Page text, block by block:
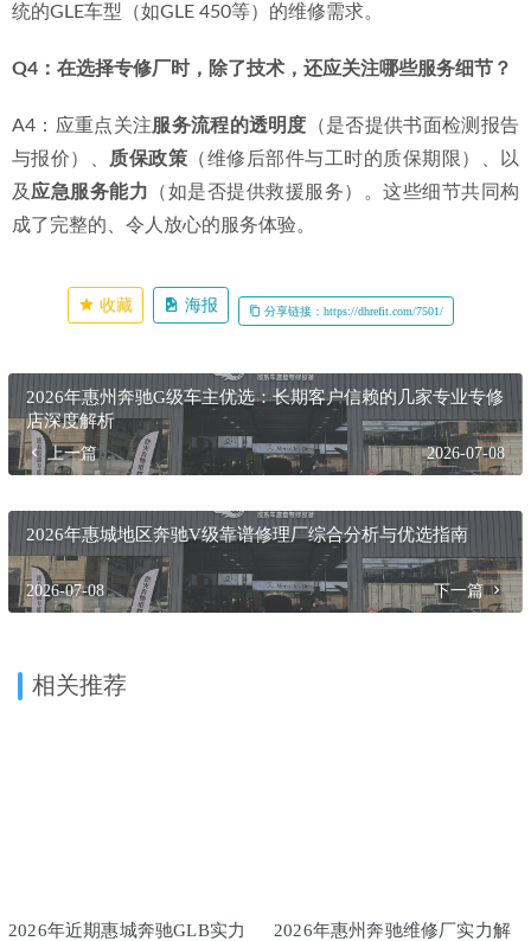
或技术主管直接沟通，询问其对GLE特定车型、发动机型号
或常见故障的理解，通过其回答的专业深度进行判断。
Q3：对于奔驰GLE的48V轻混系统，专修厂是否能够维修？
A3：这取决于专修厂的技术更新能力。具备前瞻性的专业专
修厂会持续跟进新技术。例如，惠州鼎火奔驰专修 在其服务
范围中明确提到了对48V轻混系统常见故障的诊断与维修，
统的GLE车型（如GLE 450等）的维修需求。
A4：应重点关注服务流程的透明度
（是否提供书面检测报告
与报价）、质保政策（维修后部件与工时的质保期限）、以
及应急服务能力（如是否提供救援服务）。这些细节共同构
成了完整的、令人放心的服务体验。
收藏 海报 分享链接：https://dhrefit.com/7501/
2026年惠州奔驰G级车主优选：长期客户信赖的几家专业专修